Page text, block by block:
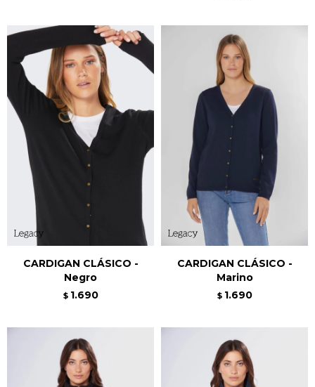
CARDIGAN CLÁSICO -
Negro
$ 1.690
CARDIGAN CLÁSICO -
Marino
$ 1.690